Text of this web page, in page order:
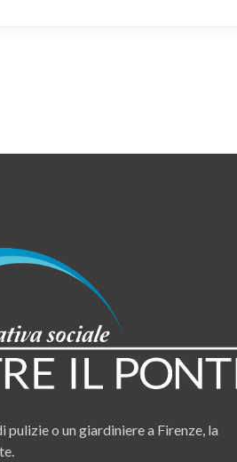
pulizie o un giardiniere a Firenze, la